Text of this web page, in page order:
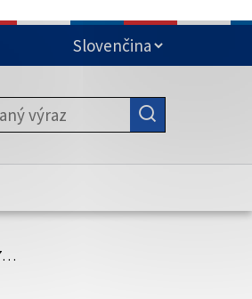
vždy začína
KARTE
NOVEJ KARTE
NOVEJ KARTE